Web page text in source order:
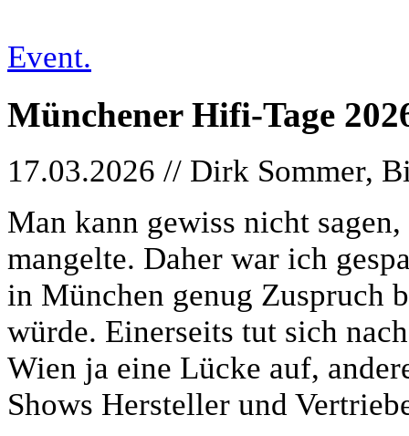
Event.
Münchener Hifi-Tage
17.03.2026 // Dirk Sommer,
Man kann gewiss nicht
mangelte. Daher war ich
in München genug Zuspruch
würde. Einerseits tut sich
Wien ja eine Lücke auf,
Shows Hersteller und